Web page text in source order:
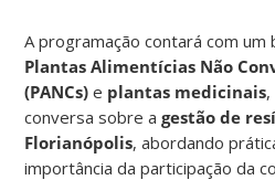
A programação contará com
Plantas Alimentícias Não
(PANCs) e plantas medicinais
conversa sobre agestão de
Florianópolis, abordando
importância da participação da